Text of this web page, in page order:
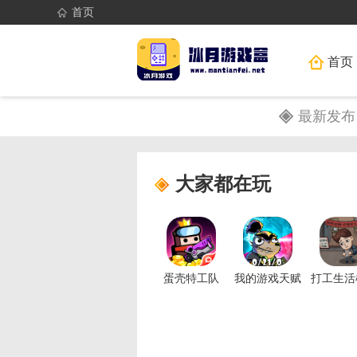
首页
首页
最新发布
大家都在玩
蛋壳特工队 我的游戏天赋 打工生